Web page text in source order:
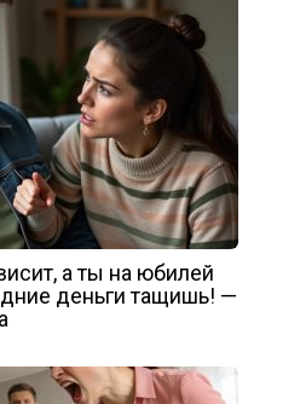
а ты на юбилей
деньги тащишь! —